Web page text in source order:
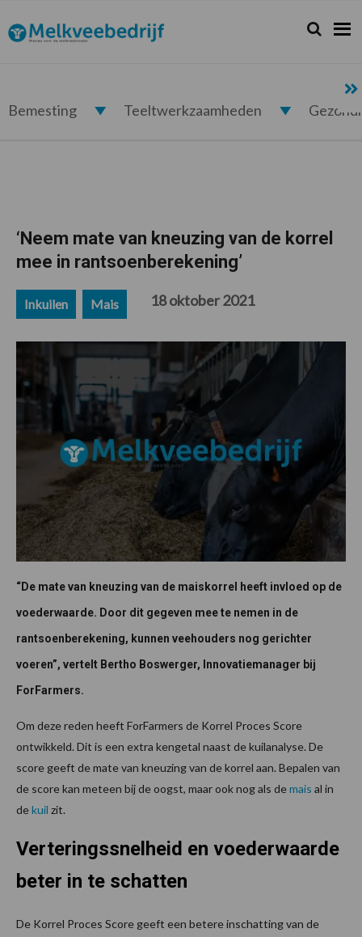
de
hoofdnavigatie
de
hoofd
de
eerste
de
voettekst
Melkveebedrijf.nl Zoeken...
Zoek
Bemesting Teeltwerkzaamheden
‘Neem mate van kneuzing van de korrel
mee in rantsoenberekening’
Inkuilen Mais 18 oktober 2021
“De mate van kneuzing van de maiskorrel heeft invloed op de
voederwaarde. Door dit gegeven mee te nemen in de
rantsoenberekening, kunnen veehouders nog gerichter
voeren”, vertelt Bertho Boswerger, Innovatiemanager bij
ForFarmers.
Om deze reden heeft ForFarmers de Korrel Proces Score
ontwikkeld. Dit is een extra kengetal naast de kuilanalyse. De
score geeft de mate van kneuzing van de korrel aan. Bepalen van
de score kan meteen bij de oogst, maar ook nog als demais al in
dekuil zit.
Verteringssnelheid en voederwaarde
beter in te schatten
De Korrel Proces Score geeft een betere inschatting van de